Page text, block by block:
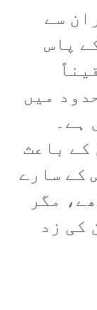
سے
پاس
میں
ہے۔
کے باعث
کے سارے
مگر
کی زد